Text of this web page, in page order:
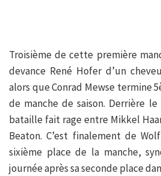
Troisième de cette première
devance René Hofer d’un
alors que Conrad Mewse termine
de manche de saison. Derrière
bataille fait rage entre Mikkel
Beaton. C’est finalement de
sixième place de la manche,
journée après sa seconde place